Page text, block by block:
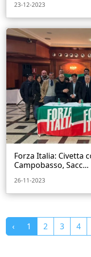
23-12-2023
Forza Italia: Civetta
Campobasso, Sacc...
26-11-2023
‹ 1 2 3 4